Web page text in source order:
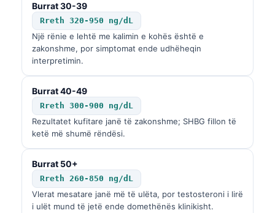
Burrat 30-39
Rreth 320-950 ng/dL
Një rënie e lehtë me kalimin e kohës është e
zakonshme, por simptomat ende udhëheqin
interpretimin.
Burrat 40-49
Rreth 300-900 ng/dL
Rezultatet kufitare janë të zakonshme; SHBG fillon të
ketë më shumë rëndësi.
Burrat 50+
Rreth 260-850 ng/dL
Vlerat mesatare janë më të ulëta, por testosteroni i lirë
i ulët mund të jetë ende domethënës klinikisht.